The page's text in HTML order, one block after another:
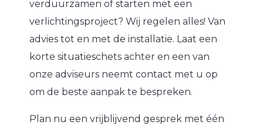
praktisch uitvoerbaar binnen
schoolplanning.
inregeling, zodat schoolbesturen en
facilitair managers volledig worden
ontzorgd.
verduurzamen of starten met een
verlichtingsproject? Wij regelen alles! Van
advies tot en met de installatie. Laat een
korte situatieschets achter en een van
onze adviseurs neemt contact met u op
om de beste aanpak te bespreken.
Plan nu een vrijblijvend gesprek met één